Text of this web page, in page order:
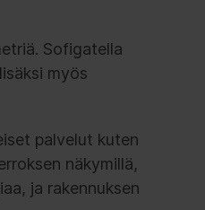
Sofigatella
myös
palvelut kuten
näkymillä,
ja rakennuksen